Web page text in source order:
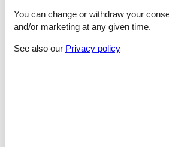
Konditionen
Anreise von 15:00 bis 19:00 Uhr - Vor
You can change or withdraw your
and/or marketing at any given time.
See also our Privacy policy